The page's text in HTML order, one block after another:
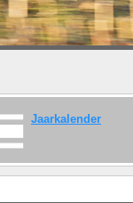
Jaarkalender